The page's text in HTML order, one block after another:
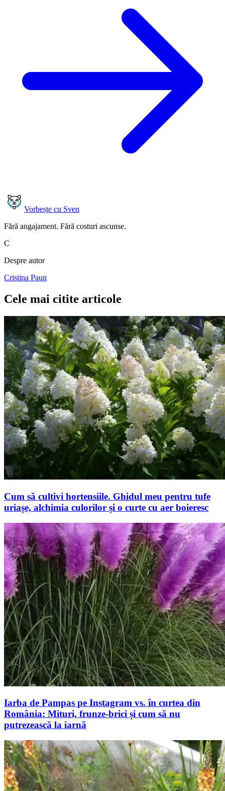
Vorbește cu Sven
Fără angajament. Fără costuri ascunse.
C
Despre autor
Cristina Paun
Cele mai citite articole
Cum să cultivi hortensiile. Ghidul meu pentru tufe
uriașe, alchimia culorilor și o curte cu aer boieresc
Iarba de Pampas pe Instagram vs. în curtea din
România: Mituri, frunze-brici și cum să nu
putrezească la iarnă